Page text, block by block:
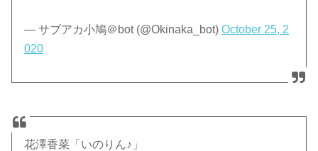
— サブアカ小鳩＠bot (@Okinaka_bot)October 25, 2
020
花澤香菜「いのりん♪」